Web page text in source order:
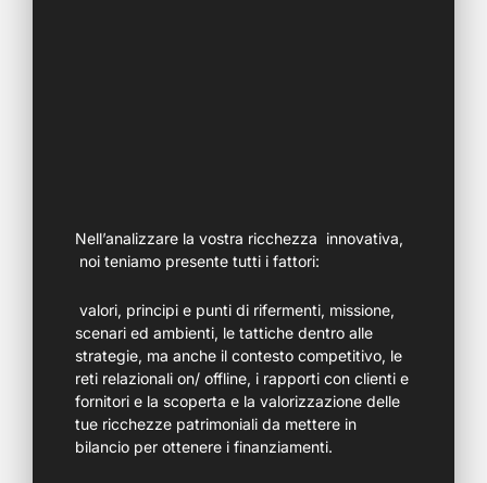
Nell’analizzare la vostra ricchezza innovativa,
noi teniamo presente tutti i fattori:
valori, principi e punti di rifermenti, missione,
scenari ed ambienti, le tattiche dentro alle
strategie, ma anche il contesto competitivo, le
reti relazionali on/ offline, i rapporti con clienti e
fornitori e la scoperta e la valorizzazione delle
tue ricchezze patrimoniali da mettere in
bilancio per ottenere i finanziamenti.